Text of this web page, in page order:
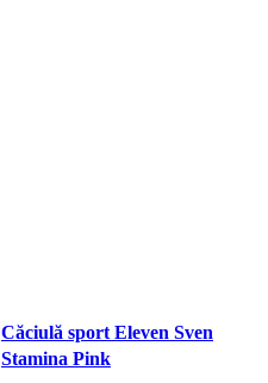
Căciulă sport Eleven Sven
Stamina Pink